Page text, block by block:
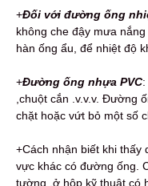
+Đối với đường ống
không che đậy mưa
hàn ống ẩu, để nhiệt độ
+Đường ống nhựa PVC:
,chuột cắn .v.v.v. Đường
chặt hoặc vứt bỏ một số
+Cách nhận biết khi thấy
vực khác có đường ống.
tường ,ở hộp kỹ thuật có